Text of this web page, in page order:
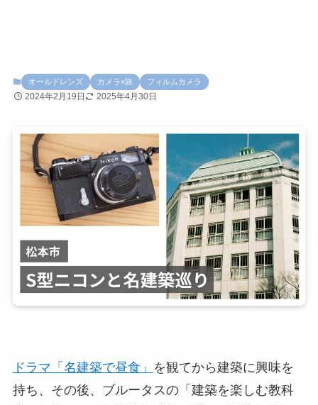
オールドレンズ カメラ×旅 フィルムカメラ
2024年2月19日 2025年4月30日
ドラマ「名建築で昼食」 を観てから建築に興味を
持ち、その後、ブルータスの「建築を楽しむ教科